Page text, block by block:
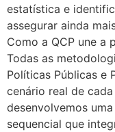
estatística e
assegurar ainda
Como a QCP une a
Todas as
Políticas Públicas e
cenário real de
desenvolvemos
sequencial que